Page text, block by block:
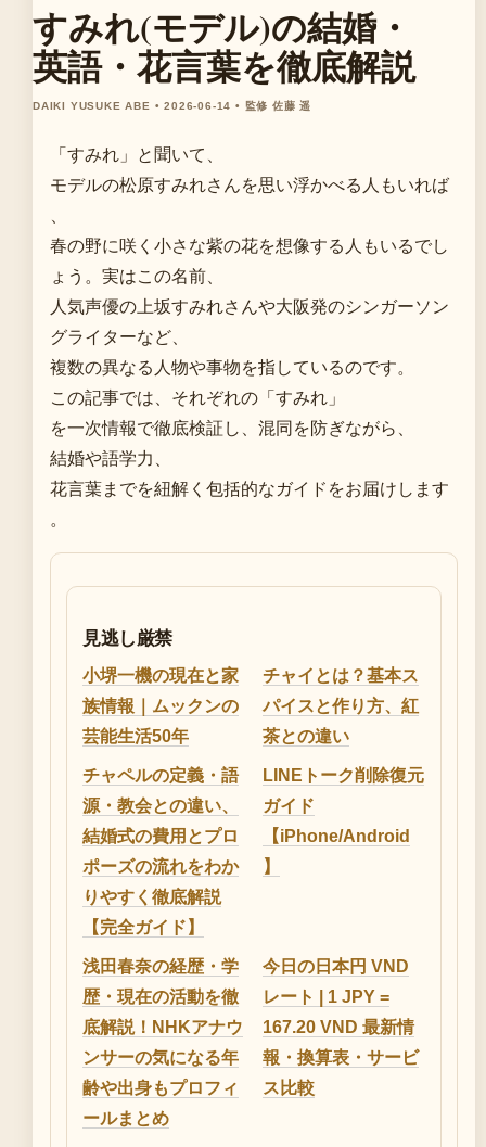
すみれ(モデル)の結婚・
英語・花言葉を徹底解説
DAIKI YUSUKE ABE • 2026-06-14 • 監修 佐藤 遥
「すみれ」と聞いて、
モデルの松原すみれさんを思い浮かべる人もいれば
、
春の野に咲く小さな紫の花を想像する人もいるでし
ょう。実はこの名前、
人気声優の上坂すみれさんや大阪発のシンガーソン
グライターなど、
複数の異なる人物や事物を指しているのです。
この記事では、それぞれの「すみれ」
を一次情報で徹底検証し、混同を防ぎながら、
結婚や語学力、
花言葉までを紐解く包括的なガイドをお届けします
。
見逃し厳禁
小堺一機の現在と家
族情報｜ムックンの
芸能生活50年
チャイとは？基本ス
パイスと作り方、紅
茶との違い
チャペルの定義・語
源・教会との違い、
結婚式の費用とプロ
ポーズの流れをわか
りやすく徹底解説
【完全ガイド】
LINEトーク削除復元
ガイド
【iPhone/Android
】
浅田春奈の経歴・学
歴・現在の活動を徹
底解説！NHKアナウ
ンサーの気になる年
齢や出身もプロフィ
ールまとめ
今日の日本円 VND
レート | 1 JPY =
167.20 VND 最新情
報・換算表・サービ
ス比較